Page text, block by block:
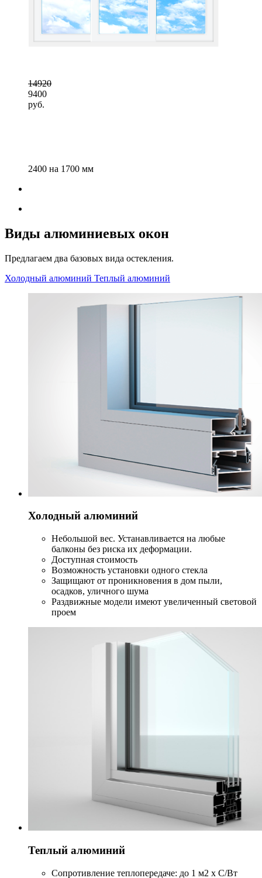
14920
9400
руб.
2400 на 1700 мм
Виды алюминиевых окон
Предлагаем два базовых вида остекления.
Холодный алюминий Теплый алюминий
Холодный алюминий
Небольшой вес. Устанавливается на любые
балконы без риска их деформации.
Доступная стоимость
Возможность установки одного стекла
Защищают от проникновения в дом пыли,
осадков, уличного шума
Раздвижные модели имеют увеличенный световой
проем
Теплый алюминий
Сопротивление теплопередаче: до 1 м2 х С/Вт